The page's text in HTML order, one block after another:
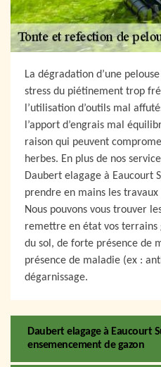
La dégradation d’une
stress du piétinement trop
l’utilisation d’outils mal
l’apport d’engrais mal
raison qui peuvent
herbes. En plus de nos
Daubert elagage à Eaucourt
prendre en mains les
Nous pouvons vous trouver
remettre en état vos terrains
du sol, de forte présence de
présence de maladie (ex :
dégarnissage.
Daubert elagage à Eaucourt
ensemencement de gazon